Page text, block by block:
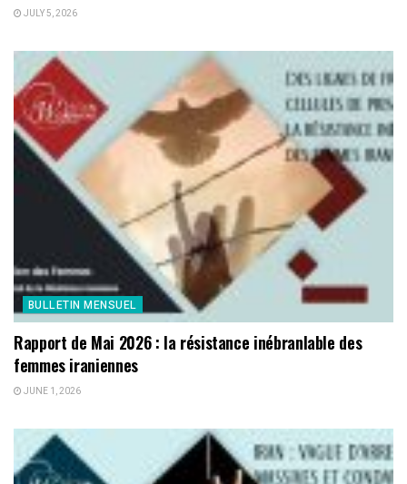
JULY 5, 2026
BULLETIN MENSUEL
Rapport de Mai 2026 : la résistance inébranlable des
femmes iraniennes
JUNE 1, 2026